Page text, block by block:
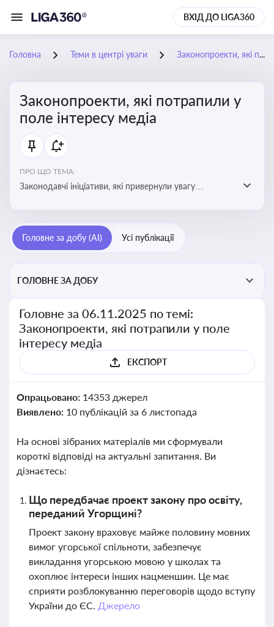
ВХІД ДО LIGA360
Головна Теми в центрі уваги Законопроекти, які потрапили у поле інтересу медіа
Законопроекти, які потрапили у
поле інтересу медіа
ПРО ЩО ТЕМА:
Законодавчі ініціативи, які привернули увагу
прийняття цих проектів пишуть в медіа. Які проекти
викликають найбільше критики
Головне за добу (AI) Усі публікації
ГОЛОВНЕ ЗА ДОБУ
Головне за 06.11.2025 по темі:
Законопроекти, які потрапили у поле
інтересу медіа
ЕКСПОРТ
Опрацьовано: 14353 джерел
Виявлено: 10 публікацій за 6 листопада
На основі зібраних матеріалів ми сформували
короткі відповіді на актуальні запитання. Ви
дізнаєтесь:
Що передбачає проект закону про освіту,
переданий Угорщині?
Проект закону враховує майже половину мовних
вимог угорської спільноти, забезпечує
викладання угорською мовою у школах та
охоплює інтереси інших нацменшин. Це має
сприяти розблокуванню переговорів щодо вступу
України до ЄС. Джерело